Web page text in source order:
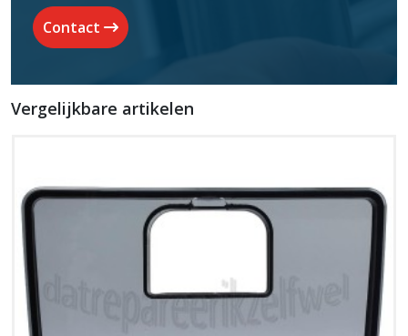
Contact
Vergelijkbare artikelen